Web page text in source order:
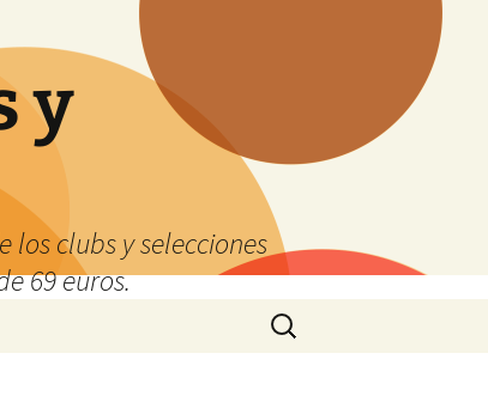
y
clubs y selecciones
69 euros.
Buscar: